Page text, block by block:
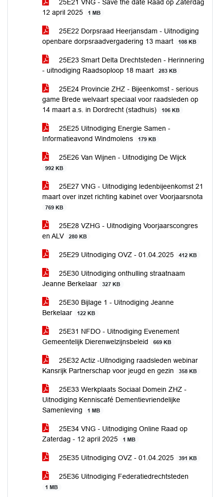
25E21 VNG - Save the date Raad op Zaterdag
12 april 2025
1 MB
25E22 Dorpsraad Heerjansdam - Uitnodiging
openbare dorpsraadvergadering 13 maart
108 KB
25E23 Smart Delta Drechtsteden - Herinnering
- uitnodiging Raadsoploop 18 maart
283 KB
25E24 Provincie ZHZ - Bijeenkomst - serious
game Brede welvaart speciaal voor raadsleden op
14 maart a.s. in Dordrecht (stadhuis)
106 KB
25E25 Uitnodiging Energie Samen -
Informatieavond Windmolens
179 KB
25E26 Van Wijnen - Uitnodiging De Wijck
992 KB
25E27 VNG - Uitnodiging ledenbijeenkomst 21
maart over inzet richting kabinet over Voorjaarsnota
769 KB
25E28 VZHG - Uitnodiging Voorjaarscongres
en ALV
280 KB
25E29 Uitnodiging OVZ - 01.04.2025 412 KB
25E30 Uitnodiging onthulling straatnaam
Jeanne Berkelaar
327 KB
25E30 Bijlage 1 - Uitnodiging Jeanne
Berkelaar
122 KB
25E31 NFDO - Uitnodiging Evenement
Gemeentelijk Dierenwelzijnsbeleid
669 KB
25E32 Actiz -Uitnodiging raadsleden webinar
Kansrijk Partnerschap voor jeugd en gezin
358 KB
25E33 Werkplaats Sociaal Domein ZHZ -
Uitnodiging Kenniscafé Dementievriendelijke
Samenleving
1 MB
25E34 VNG - Uitnodiging Online Raad op
Zaterdag - 12 april 2025
1 MB
25E35 Uitnodiging OVZ - 01.04.2025 391 KB
25E36 Uitnodiging Federatiedrechtsteden
1 MB